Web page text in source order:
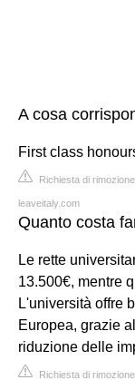
A cosa
First class
Richiesta di
leaveitaly.com
Quanto costa
Le rette
13.500€, mentre
L'università offre
Europea, grazie
riduzione delle
Richiesta di